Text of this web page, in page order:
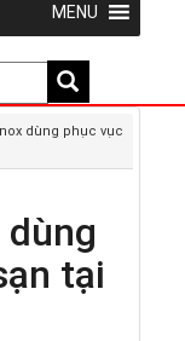
MENU
dùng phục vục
tại